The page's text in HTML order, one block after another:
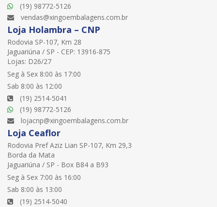
(19) 98772-5126
vendas@xingoembalagens.com.br
Loja Holambra – CNP
Rodovia SP-107, Km 28
Jaguariúna / SP - CEP: 13916-875
Lojas: D26/27
Seg à Sex 8:00 às 17:00
Sab 8:00 às 12:00
(19) 2514-5041
(19) 98772-5126
lojacnp@xingoembalagens.com.br
Loja Ceaflor
Rodovia Pref Aziz Lian SP-107, Km 29,3
Borda da Mata
Jaguariúna / SP - Box B84 a B93
Seg à Sex 7:00 às 16:00
Sab 8:00 às 13:00
(19) 2514-5040